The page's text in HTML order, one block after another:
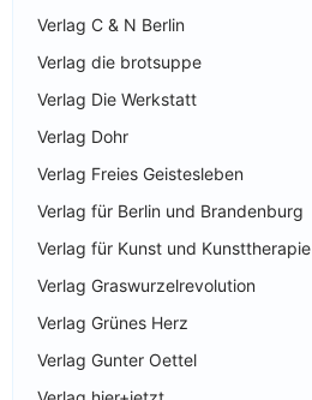
Verlag C & N Berlin
Verlag die brotsuppe
Verlag Die Werkstatt
Verlag Dohr
Verlag Freies Geistesleben
Verlag für Berlin und Brandenburg
Verlag für Kunst und Kunsttherapie
Verlag Graswurzelrevolution
Verlag Grünes Herz
Verlag Gunter Oettel